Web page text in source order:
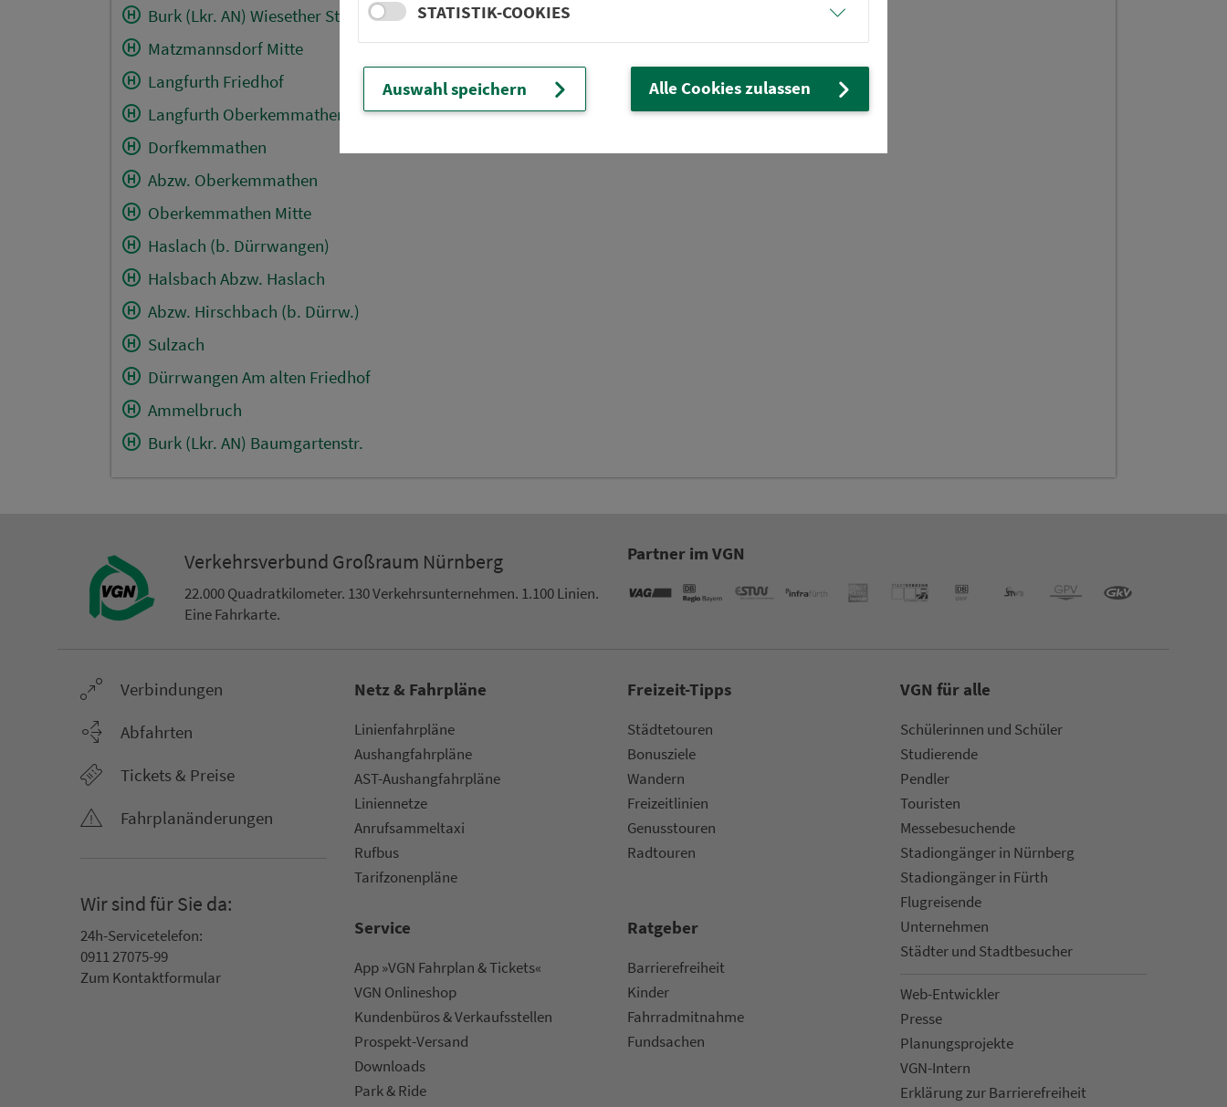
Burk (Lkr. AN) Wiesether Str.
Matzmannsdorf Mitte
Langfurth Friedhof
Langfurth Oberkemmather Str.
Dorfkemmathen
Abzw. Oberkemmathen
Oberkemmathen Mitte
Haslach (b. Dürrwangen)
Halsbach Abzw. Haslach
Abzw. Hirschbach (b. Dürrw.)
Sulzach
Dürrwangen Am alten Friedhof
Ammelbruch
Burk (Lkr. AN) Baumgartenstr.
Ver­kehrs­ver­bund Groß­raum Nürn­berg
22.000 Qua­drat­ki­lo­me­ter. 130 Ver­kehrs­un­ter­neh­men. 1.100 Linien.
Eine Fahr­kar­te.
Partner im VGN
Ver­bin­dungen
Abfahrten
Tickets & Preise
Fahr­plan­ände­rungen
Wir sind für Sie da:
24h-Ser­vice­te­le­fon:
0911 27075-99
Zum Kon­taktformular
Netz & Fahrpläne
Li­ni­en­fahr­plä­ne
Aus­hang­fahr­plä­ne
AST-Aus­hang­fahr­plä­ne
Li­ni­en­netze
An­ruf­sam­mel­taxi
Rufbus
Ta­rif­zo­nen­plä­ne
Frei­zeit-Tipps
Städtetouren
Bonusziele
Wandern
Frei­zeit­li­ni­en
Genusstouren
Radtouren
Service
App »VGN Fahrplan & Tickets«
VGN On­line­shop
Kun­den­bü­ros & Ver­kaufs­stel­len
Prospekt-Versand
Downloads
Park & Ride
Rat­ge­ber
Bar­ri­e­re­frei­heit
Kinder
Fahr­rad­mit­nah­me
Fund­sachen
VGN für alle
Schülerinnen und Schüler
Stu­die­rende
Pendler
Touristen
Mes­se­be­suchende
Sta­di­on­gän­ger in Nürn­berg
Sta­di­on­gän­ger in Fürth
Flug­rei­sen­de
Un­ter­neh­men
Städter und Stadt­be­su­cher
Web-Entwickler
Presse
Pla­nungs­pro­jekte
VGN-Intern
Erklärung zur Bar­ri­e­re­frei­heit
STATISTIK-COOKIES
Auswahl speichern Alle Cookies zulassen